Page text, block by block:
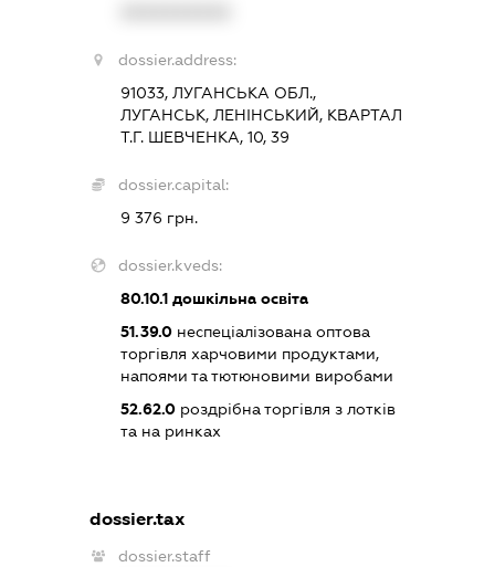
dossier.address:
91033, ЛУГАНСЬКА ОБЛ.,
ЛУГАНСЬК, ЛЕНІНСЬКИЙ, КВАРТАЛ
Т.Г. ШЕВЧЕНКА, 10, 39
dossier.capital:
9 376 грн.
dossier.kveds:
80.10.1дошкільна освіта
51.39.0неспеціалізована оптова
торгівля харчовими продуктами,
напоями та тютюновими виробами
52.62.0роздрібна торгівля з лотків
та на ринках
dossier.tax
dossier.staff